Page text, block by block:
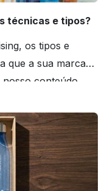
técnicas e tipos?
os tipos e
que a sua marca
nosso conteúdo